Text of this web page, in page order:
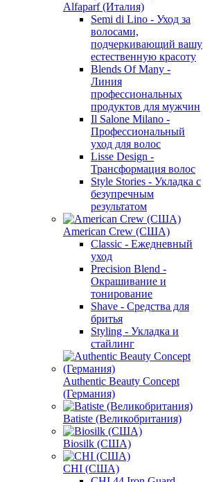
Alfaparf (Италия)
Semi di Lino - Уход за
волосами,
подчеркивающий вашу
естественную красоту
Blends Of Many -
Линия
профессиональных
продуктов для мужчин
Il Salone Milano -
Профессиональный
уход для волос
Lisse Design -
Трансформация волос
Style Stories - Укладка с
безупречным
результатом
American Crew (США)
Classic - Ежедневный
уход
Precision Blend -
Окрашивание и
тонирование
Shave - Средства для
бритья
Styling - Укладка и
стайлинг
Authentic Beauty Concept
(Германия)
Batiste (Великобритания)
Biosilk (США)
CHI (США)